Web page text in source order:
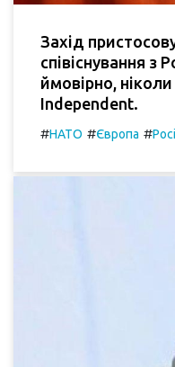
Захід
співіснування з
ймовірно,
Independent.
#НАТО #Європа #